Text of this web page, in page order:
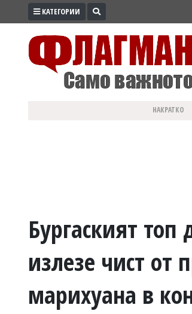
ПРОМО
ВОЙНАТА
УКРАЙНА
РАЗСЛЕДВАНЕ
КАТЕГОРИИ
НАКРАТКО
Бургаският
излезе чист от
марихуана в